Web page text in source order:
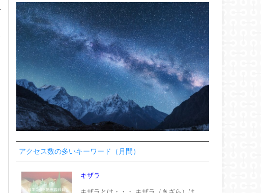
アクセス数の多いキーワード（月間）
キザラ
キザラとは・・・ キザラ（きざら）は、